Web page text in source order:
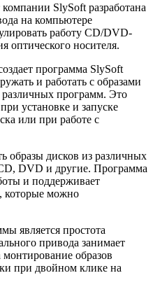
SlySoft разработана
на компьютере
работу CD/DVD-
оптического носителя.
программа SlySoft
и работать с образами
программ. Это
установке и запуске
или при работе с
образы дисков из различных
DVD и другие. Программа
и поддерживает
которые можно
является простота
привода занимает
образов
при двойном клике на